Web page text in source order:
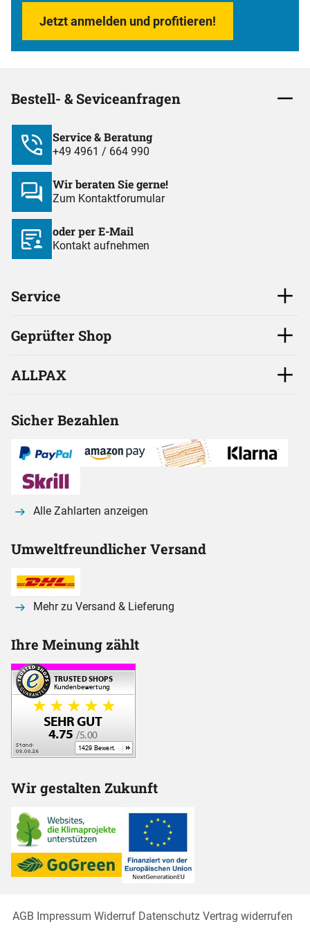
Jetzt anmelden und profitieren!
Bestell- & Seviceanfragen
Service & Beratung
+49 4961 / 664 990
Wir beraten Sie gerne!
Zum Kontaktforumular
oder per E-Mail
Kontakt aufnehmen
Service
Geprüfter Shop
ALLPAX
Sicher Bezahlen
Alle Zahlarten anzeigen
Umweltfreundlicher Versand
Mehr zu Versand & Lieferung
Ihre Meinung zählt
Wir gestalten Zukunft
AGB Impressum Widerruf Datenschutz Vertrag widerrufen